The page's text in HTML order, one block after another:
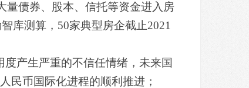
量债券、股本、信托等资金进入房
库测算，50家典型房企截止2021
产生严重的不信任情绪，未来国
民币国际化进程的顺利推进；